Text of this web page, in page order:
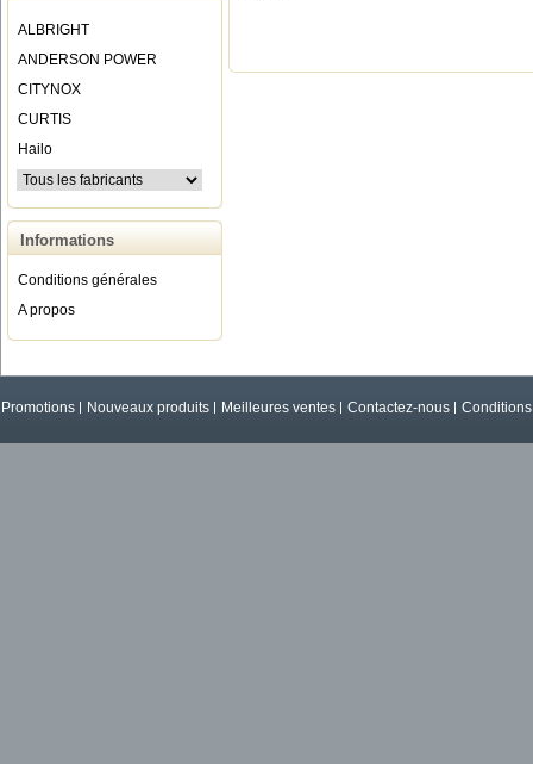
ALBRIGHT
ANDERSON POWER
CITYNOX
CURTIS
Hailo
Informations
Conditions générales
A propos
Promotions Nouveaux produits Meilleures ventes Contactez-nous